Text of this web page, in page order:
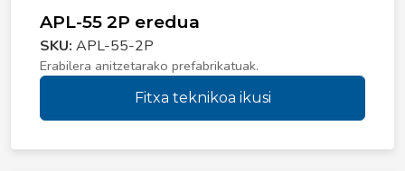
APL-55 2P eredua
SKU: APL-55-2P
Erabilera anitzetarako prefabrikatuak.
Fitxa teknikoa ikusi